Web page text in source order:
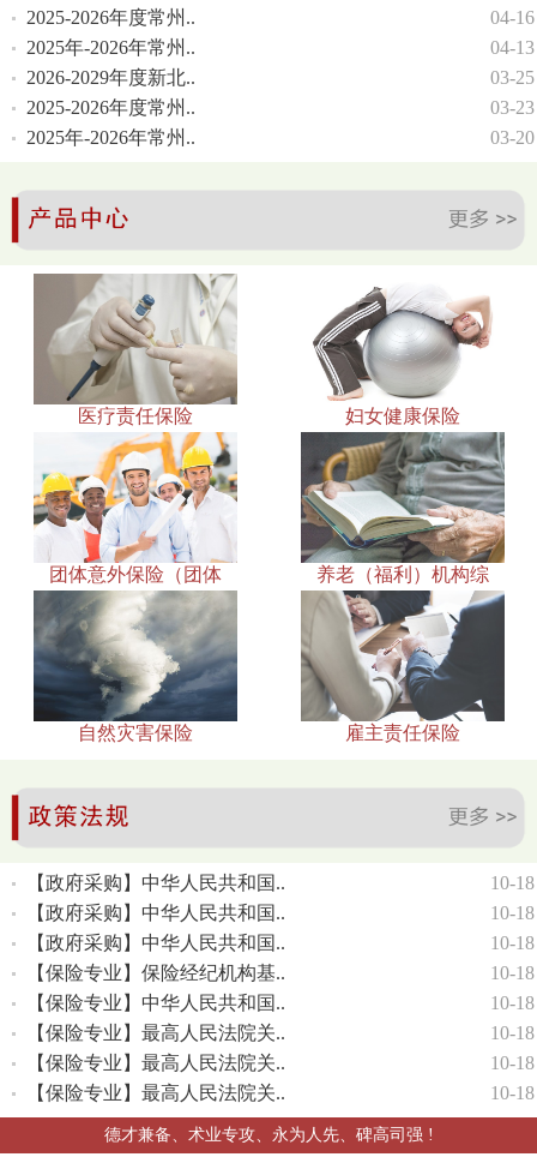
2025-2026年度常州..
04-16
2025年-2026年常州..
04-13
2026-2029年度新北..
03-25
2025-2026年度常州..
03-23
2025年-2026年常州..
03-20
医疗责任保险 妇女健康保险
团体意外保险（团体 养老（福利）机构综
自然灾害保险 雇主责任保险
【政府采购】中华人民共和国..
10-18
【政府采购】中华人民共和国..
10-18
【政府采购】中华人民共和国..
10-18
【保险专业】保险经纪机构基..
10-18
【保险专业】中华人民共和国..
10-18
【保险专业】最高人民法院关..
10-18
【保险专业】最高人民法院关..
10-18
【保险专业】最高人民法院关..
10-18
德才兼备、术业专攻、永为人先、碑高司强 !